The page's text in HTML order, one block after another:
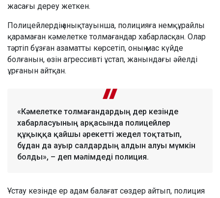
жасағы дереу жеткен.
Полицейлердің анықтауынша, полицияға немқұрайлы
қарамаған кәмелетке толмағандар хабарласқан. Олар
тәртіп бұзған азаматты көрсетіп, оның мас күйде
болғанын, өзін агрессивті ұстап, жанындағы әйелді
ұрғанын айтқан.
«Кәмелетке толмағандардың дер кезінде
хабарласуының арқасында полицейлер
құқыққа қайшы әрекетті жедел тоқтатып,
бұдан да ауыр салдардың алдын алуы мүмкін
болды», – деп мәлімдеді полиция.
Ұстау кезінде ер адам балағат сөздер айтып, полиция